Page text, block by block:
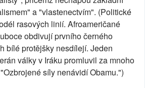
a "vlastenectvím". (Politické
rasových linií. Afroameričané
obdivují prvního černého
bílé protějšky nesdílejí. Jeden
války v Iráku promluvil za mnoho
síly nenávidí Obamu.")